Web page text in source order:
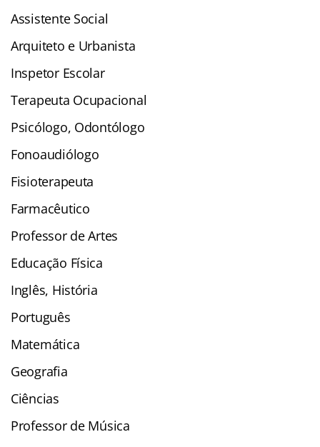
Assistente Social
Arquiteto e Urbanista
Inspetor Escolar
Terapeuta Ocupacional
Psicólogo, Odontólogo
Fonoaudiólogo
Fisioterapeuta
Farmacêutico
Professor de Artes
Educação Física
Inglês, História
Português
Matemática
Geografia
Ciências
Professor de Música